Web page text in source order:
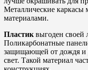
Металлические каркасы
материалами.
Пластик выгоден своей
Поликарбонатные
защищающей от дождя и
свет. Такой материал